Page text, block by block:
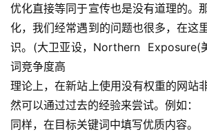
优化直接等同于宣传也是没有道理的。
化，我们经常遇到的问题也很多，在这
识。(大卫亚设，Northern  Exposure(
词竞争度高
理论上，在新站上使用没有权重的网站
然可以通过过去的经验来尝试。例如：
同样，在目标关键词中填写优质内容。